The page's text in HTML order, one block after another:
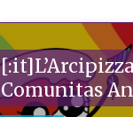
Comunitas